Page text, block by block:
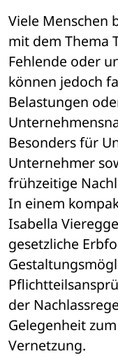
Viele Menschen
mit dem Thema
Fehlende oder
können jedoch
Belastungen
Besonders für
Unternehmer
frühzeitige
In einem
Isabella
gesetzliche
der
Gelegenheit
Vernetzung.